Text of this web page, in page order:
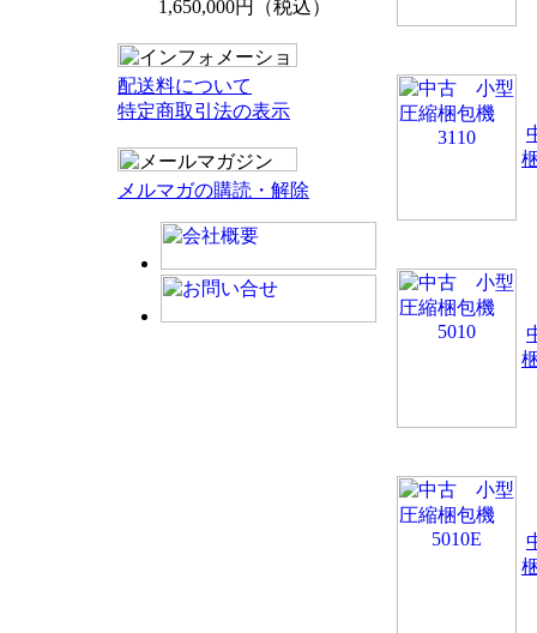
1,650,000円（税込）
配送料について
特定商取引法の表示
メルマガの購読・解除